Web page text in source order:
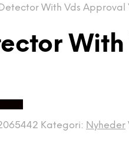
With Vds Approval
Kategori: Nyheder